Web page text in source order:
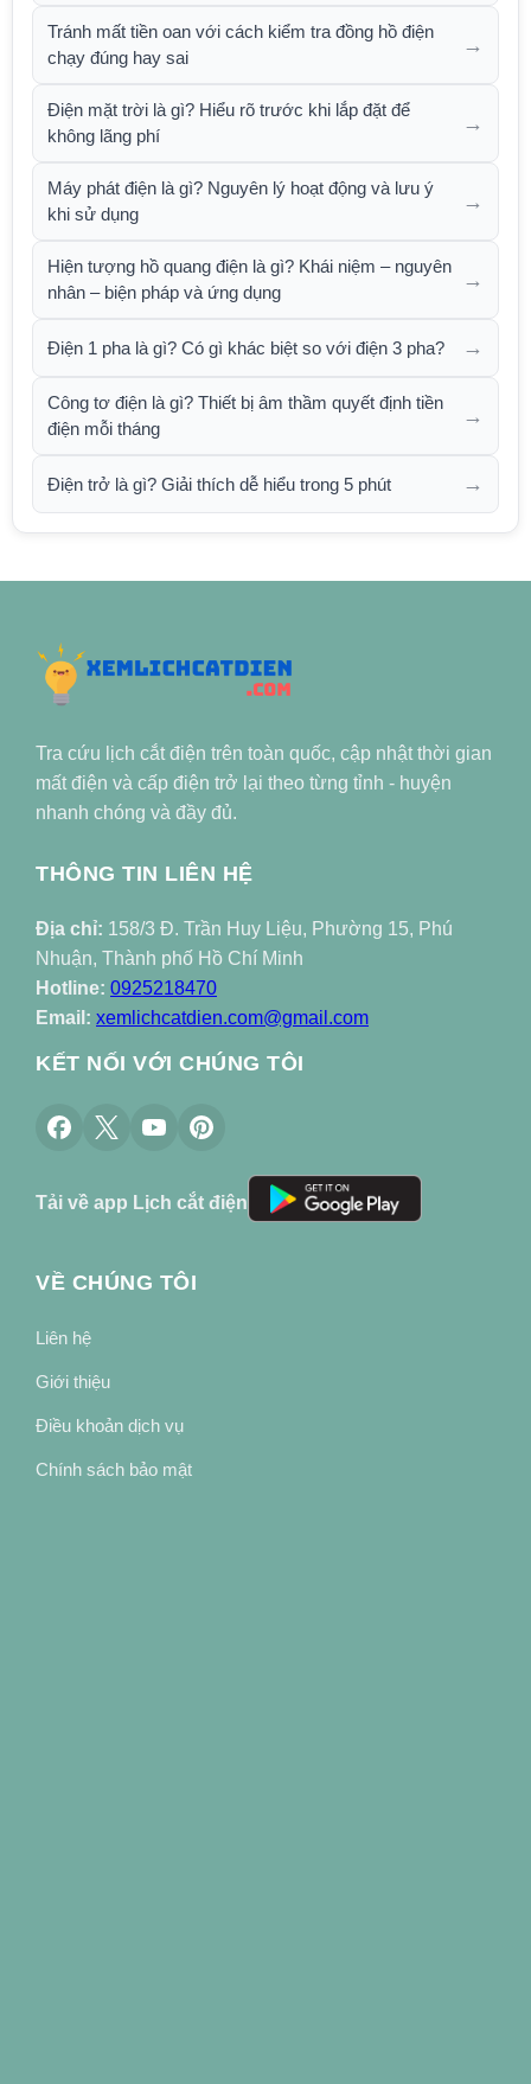
Tránh mất tiền oan với cách kiểm tra đồng hồ điện
chạy đúng hay sai
→
Điện mặt trời là gì? Hiểu rõ trước khi lắp đặt để
không lãng phí
→
Máy phát điện là gì? Nguyên lý hoạt động và lưu ý
khi sử dụng
→
Hiện tượng hồ quang điện là gì? Khái niệm – nguyên
nhân – biện pháp và ứng dụng
→
Điện 1 pha là gì? Có gì khác biệt so với điện 3 pha? →
Công tơ điện là gì? Thiết bị âm thầm quyết định tiền
điện mỗi tháng
→
Điện trở là gì? Giải thích dễ hiểu trong 5 phút →
Tra cứu lịch cắt điện trên toàn quốc, cập nhật thời gian
mất điện và cấp điện trở lại theo từng tỉnh - huyện
nhanh chóng và đầy đủ.
THÔNG TIN LIÊN HỆ
Địa chỉ: 158/3 Đ. Trần Huy Liệu, Phường 15, Phú
Nhuận, Thành phố Hồ Chí Minh
Hotline: 0925218470
Email: xemlichcatdien.com@gmail.com
KẾT NỐI VỚI CHÚNG TÔI
Tải về app Lịch cắt điện
VỀ CHÚNG TÔI
Liên hệ
Giới thiệu
Điều khoản dịch vụ
Chính sách bảo mật